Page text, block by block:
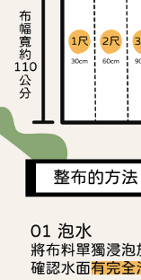
ATM／網路銀行／等多
※ 請注意：結帳手續完
購買商品的店家。未經
後付繳納相關費用。
※ 交易是否成功請以「
是否繳費成功／繳費後
客戶支援中心」 https://
【注意事項】
１．透過由恩沛科技股
易，需依本服務之必要
權轉讓予恩沛科技股份有
https://aftee.tw/terms/
３．未成年的使用者請
「AFTEE先享後付」，
任。
宅配
每筆NT$150，滿
離島宅配
每筆NT$240